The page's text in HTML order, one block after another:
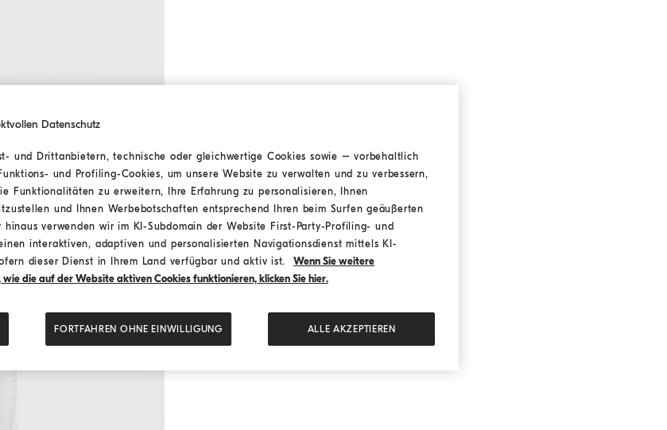
Datenschutz
und Drittanbietern, technische oder gleichwertige Cookies sowie – vorbehaltlich
und Profiling-Cookies, um unsere Website zu verwalten und zu verbessern,
Funktionalitäten zu erweitern, Ihre Erfahrung zu personalisieren, Ihnen
und Ihnen Werbebotschaften entsprechend Ihren beim Surfen geäußerten
verwenden wir im KI-Subdomain der Website First-Party-Profiling- und
interaktiven, adaptiven und personalisierten Navigationsdienst mittels KI-
dieser Dienst in Ihrem Land verfügbar und aktiv ist.
Wenn Sie weitere
die auf der Website aktiven Cookies funktionieren, klicken Sie hier.
FORTFAHREN OHNE EINWILLIGUNG ALLE AKZEPTIEREN